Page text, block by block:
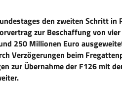
den zweiten Schritt in
zur Beschaffung von
250 Millionen Euro
Verzögerungen beim
zur Übernahme der F126 mit